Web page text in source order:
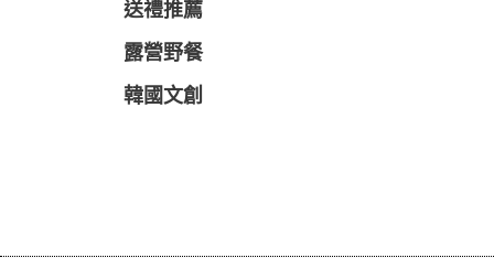
送禮推薦
露營野餐
韓國文創